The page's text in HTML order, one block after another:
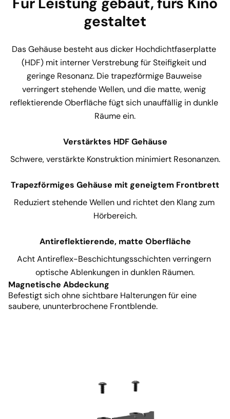
gestaltet
Das Gehäuse besteht aus dicker Hochdichtfaserplatte
(HDF) mit interner Verstrebung für Steifigkeit und
geringe Resonanz. Die trapezförmige Bauweise
verringert stehende Wellen, und die matte, wenig
reflektierende Oberfläche fügt sich unauffällig in dunkle
Räume ein.
Verstärktes HDF Gehäuse
Schwere, verstärkte Konstruktion minimiert Resonanzen.
Trapezförmiges Gehäuse mit geneigtem Frontbrett
Reduziert stehende Wellen und richtet den Klang zum
Hörbereich.
Antireflektierende, matte Oberfläche
Acht Antireflex-Beschichtungsschichten verringern
optische Ablenkungen in dunklen Räumen.
Magnetische Abdeckung
Befestigt sich ohne sichtbare Halterungen für eine
saubere, ununterbrochene Frontblende.